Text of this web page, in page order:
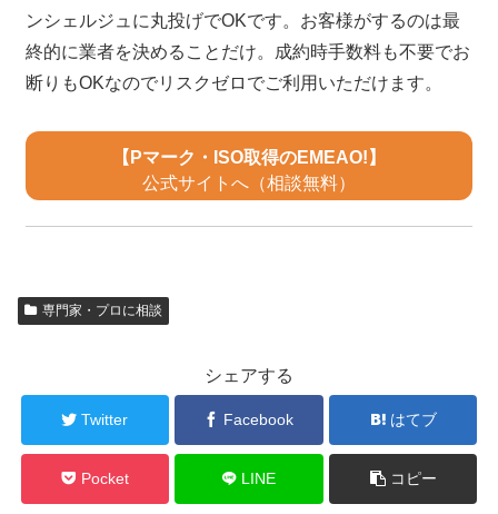
ンシェルジュに丸投げでOKです。お客様がするのは最
終的に業者を決めることだけ。成約時手数料も不要でお
断りもOKなのでリスクゼロでご利用いただけます。
【Pマーク・ISO取得のEMEAO!】
公式サイトへ（相談無料）
専門家・プロに相談
シェアする
Twitter Facebook はてブ
Pocket LINE コピー